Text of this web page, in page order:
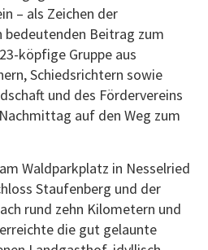
– als Zeichen der
Beitrag zum
köpfige Gruppe aus
Schiedsrichtern sowie
und des Fördervereins
auf den Weg zum
Waldparkplatz in Nesselried
Staufenberg und der
rund zehn Kilometern und
die gut gelaunte